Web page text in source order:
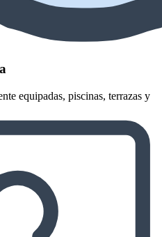
equipadas, piscinas, terrazas y